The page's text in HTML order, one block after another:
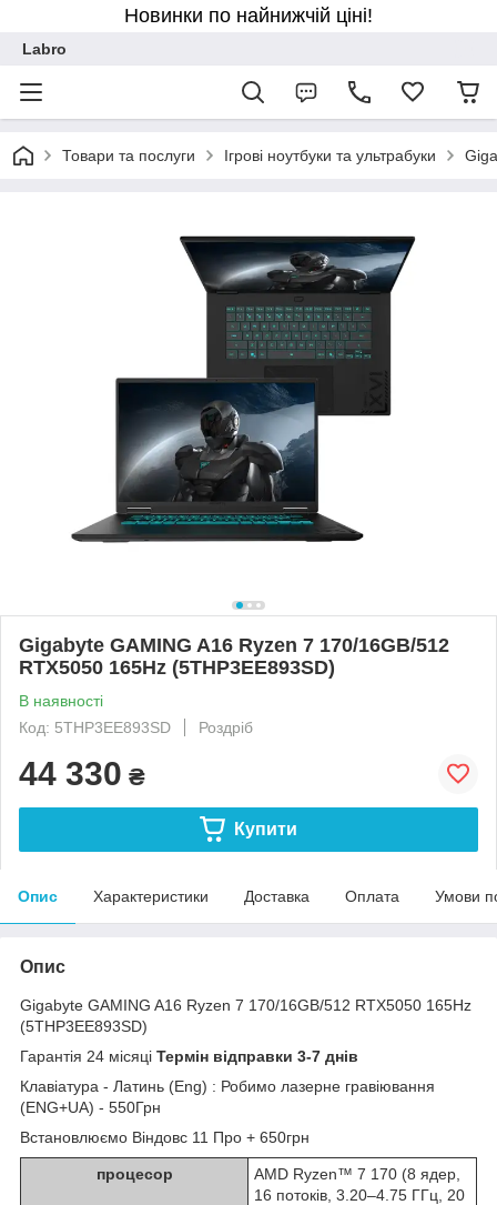
Новинки по найнижчій ціні!
Labro
Товари та послуги Ігрові ноутбуки та ультрабуки
Gigabyte GAMING A16 Ryzen 7 170/16GB/512
RTX5050 165Hz (5THP3EE893SD)
В наявності
Код: 5THP3EE893SD
Роздріб
44 330 ₴
Купити
Опис Характеристики Доставка Оплата Умови
Опис
Gigabyte GAMING A16 Ryzen 7 170/16GB/512 RTX5050 165Hz
(5THP3EE893SD)
Гарантія 24 місяці Термін відправки 3-7 днів
Клавіатура - Латинь (Eng) : Робимо лазерне гравіювання
(ENG+UA) - 550Грн
Встановлюємо Віндовс 11 Про + 650грн
процесор
AMD Ryzen™ 7 170 (8 ядер,
16 потоків, 3.20–4.75 ГГц, 20